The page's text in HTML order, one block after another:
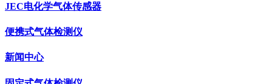
JEC电化学气体传感器
便携式气体检测仪
新闻中心